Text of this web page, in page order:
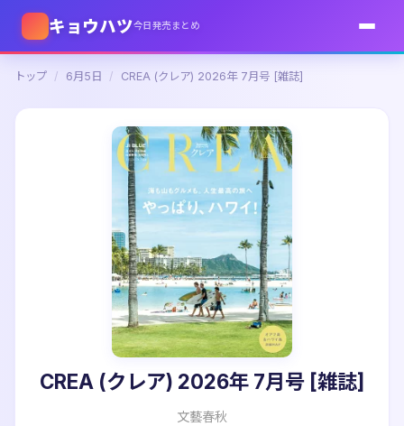
キョウハツ今日発売まとめ
トップ / 6月5日 / CREA (クレア) 2026年 7月号 [雑誌]
CREA (クレア) 2026年 7月号 [雑誌]
文藝春秋